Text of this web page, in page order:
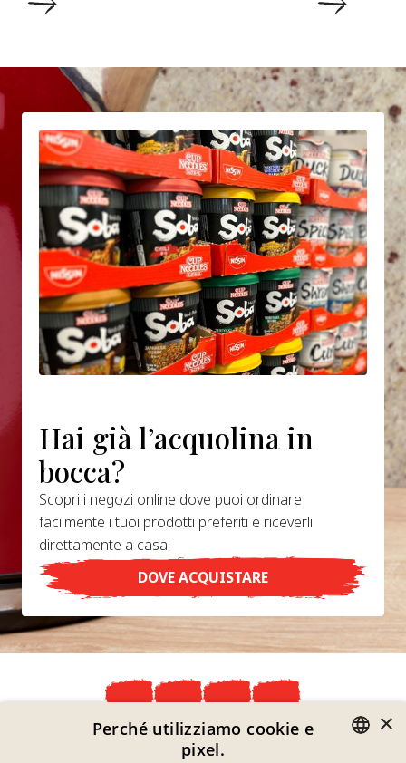
Hai già l’acquolina in
bocca?
Scopri i negozi online dove puoi ordinare
facilmente i tuoi prodotti preferiti e riceverli
direttamente a casa!
DOVE ACQUISTARE
Dichiarazione Sulla Privacy
Informazioni Legali
×
Perché utilizziamo cookie e
pixel.